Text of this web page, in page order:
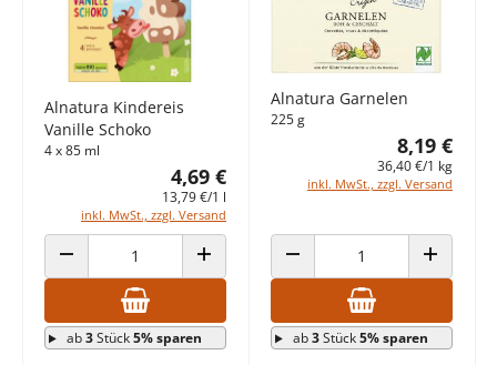
Alnatura Kindereis
Vanille Schoko
4 x 85 ml
4,69 €
13,79 €/1 l
inkl. MwSt., zzgl. Versand
ANZAHL VERRINGERN ANZAHL ERHÖHEN
ab3Stück5% sparen
Alnatura Garnelen
225 g
8,19 €
36,40 €/1 kg
inkl. MwSt., zzgl. Versand
ANZAHL VERRINGERN ANZAHL
ab3Stück5% sparen